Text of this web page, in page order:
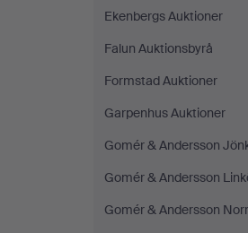
Ekenbergs Auktioner
Falun Auktionsbyrå
Formstad Auktioner
Garpenhus Auktioner
Gomér & Andersson
Gomér & Andersson
Gomér & Andersson